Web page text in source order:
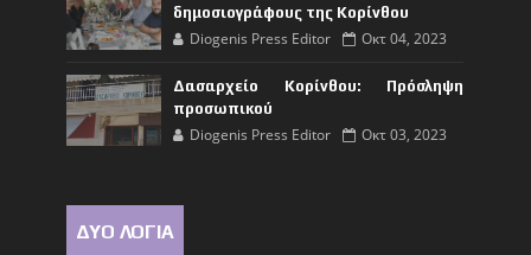
δημοσιογράφους της Κορίνθου
Diogenis Press Editor Οκτ 04, 2023
Δασαρχείο Κορίνθου: Πρόσληψη
προσωπικού
Diogenis Press Editor Οκτ 03, 2023
ΔΥΟ ΛΟΓΙΑ